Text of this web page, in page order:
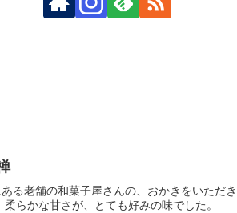
る老舗の和菓子屋さんの、おかきをいただ
らかな甘さが、とても好みの味でした。